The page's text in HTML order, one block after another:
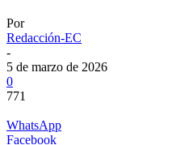
Por
Redacción-EC
-
5 de marzo de 2026
0
771
WhatsApp
Facebook